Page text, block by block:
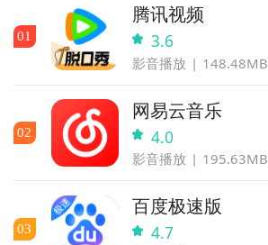
01
腾讯视频
3.6
影音播放 148.48MB
02
网易云音乐
4.0
影音播放 195.63MB
03
百度极速版
4.7